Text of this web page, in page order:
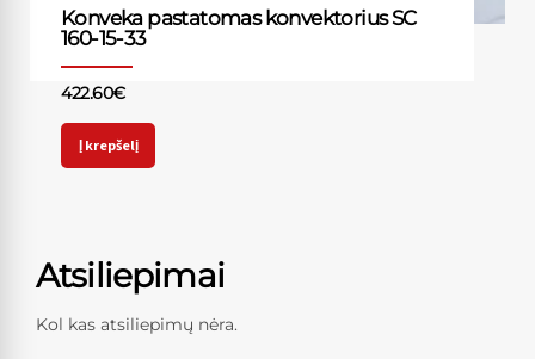
Konveka pastatomas konvektorius SC
160-15-33
422.60€
Į krepšelį
Atsiliepimai
Kol kas atsiliepimų nėra.